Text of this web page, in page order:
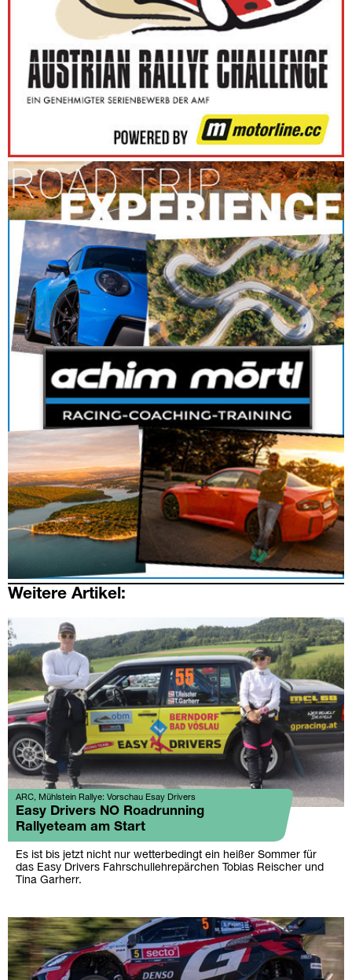
Weitere Artikel:
ARC, Mühlstein Rallye: Vorschau Esay Drivers
Easy Drivers NO Roadrunning
Rallyeteam am Start
Es ist bis jetzt nicht nur wetterbedingt ein heißer Sommer für
das Easy Drivers Fahrschullehrepärchen Tobias Reischer und
Tina Garherr.